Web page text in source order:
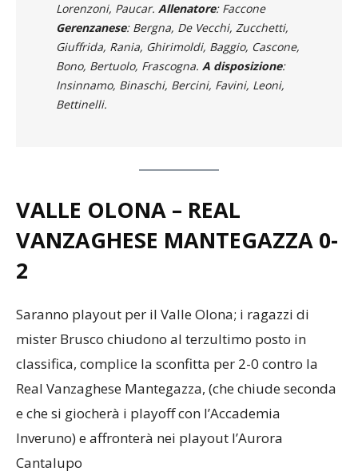
Lorenzoni, Paucar. Allenatore: Faccone
Gerenzanese: Bergna, De Vecchi, Zucchetti,
Giuffrida, Rania, Ghirimoldi, Baggio, Cascone,
Bono, Bertuolo, Frascogna. A disposizione:
Insinnamo, Binaschi, Bercini, Favini, Leoni,
Bettinelli.
VALLE OLONA – REAL
VANZAGHESE MANTEGAZZA 0-
2
Saranno playout per il Valle Olona; i ragazzi di
mister Brusco chiudono al terzultimo posto in
classifica, complice la sconfitta per 2-0 contro la
Real Vanzaghese Mantegazza, (che chiude seconda
e che si giocherà i playoff con l’Accademia
Inveruno) e affronterà nei playout l’Aurora
Cantalupo